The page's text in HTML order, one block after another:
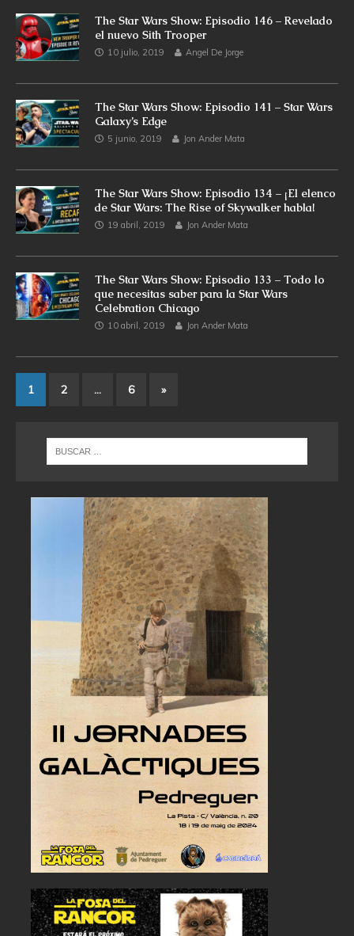
The Star Wars Show: Episodio 146 – Revelado
el nuevo Sith Trooper
10 julio, 2019 Angel De Jorge
The Star Wars Show: Episodio 141 – Star Wars
Galaxy’s Edge
5 junio, 2019 Jon Ander Mata
The Star Wars Show: Episodio 134 – ¡El elenco
de Star Wars: The Rise of Skywalker habla!
19 abril, 2019 Jon Ander Mata
The Star Wars Show: Episodio 133 – Todo lo
que necesitas saber para la Star Wars
Celebration Chicago
10 abril, 2019 Jon Ander Mata
1 2 … 6 »